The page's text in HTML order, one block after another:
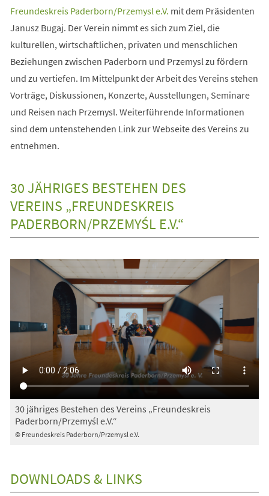
Freundeskreis Paderborn/Przemysl e.V.
(Öffnet
einem
neuen
Tab)
mit dem Präsidenten
Janusz Bugaj. Der Verein nimmt es sich zum Ziel, die
kulturellen, wirtschaftlichen, privaten und menschlichen
Beziehungen zwischen Paderborn und Przemysl zu fördern
und zu vertiefen. Im Mittelpunkt der Arbeit des Vereins stehen
Vorträge, Diskussionen, Konzerte, Ausstellungen, Seminare
und Reisen nach Przemysl. Weiterführende Informationen
sind dem untenstehenden Link zur Webseite des Vereins zu
entnehmen.
30 JÄHRIGES BESTEHEN DES
VEREINS „FREUNDESKREIS
PADERBORN/PRZEMYŚL E.V.“
© Freundeskreis Paderborn/Przemysl e.V.
30 jähriges Bestehen des Vereins „Freundeskreis
Paderborn/Przemyśl e.V.“
DOWNLOADS & LINKS